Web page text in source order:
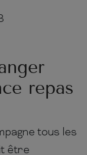
repas
tous les
être